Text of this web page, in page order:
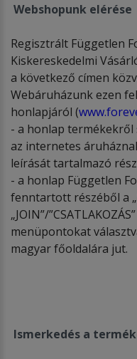
Webshopunk elérése
Regisztrált Független
Kiskereskedelmi
a következő címen
Webáruházunk ezen
honlapjáról (
- a honlap
az internetes
leírását tartalmazó
- a honlap Független
fenntartott részéből a
„JOIN”/
menüpontokat
magyar főoldalára jut.
Ismerkedés a